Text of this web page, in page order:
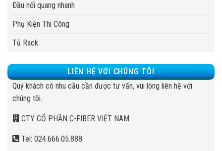
Đầu nối quang nhanh
Phụ Kiện Thi Công
Tủ Rack
LIÊN HỆ VỚI CHÚNG TÔI
Quý khách có nhu cầu cần được tư vấn, vui lòng liên hệ với
chúng tôi.
CTY CỔ PHẦN C-FIBER VIỆT NAM
Tel: 024.666.05.888